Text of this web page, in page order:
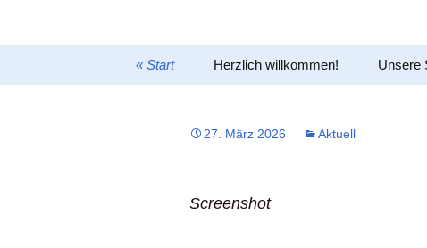
« Start Herzlich willkommen! Unsere
27. März 2026 Aktuell
Screenshot